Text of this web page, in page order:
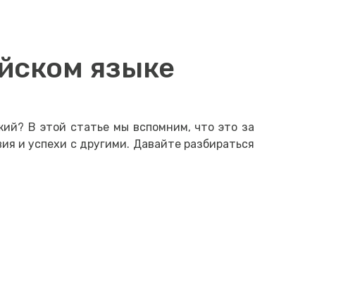
языке
В этой статье мы вспомним, что это за
и успехи с другими. Давайте разбираться